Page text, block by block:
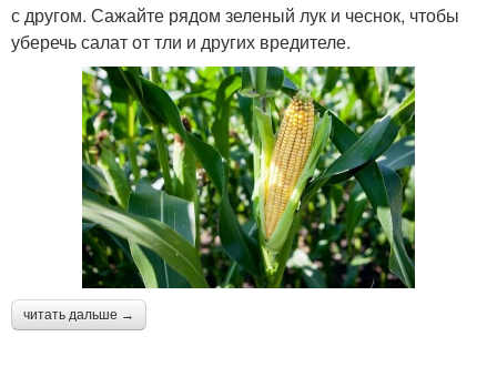
с другом. Сажайте рядом зеленый лук и чеснок, чтобы
уберечь салат от тли и других вредителе.
читать дальше →